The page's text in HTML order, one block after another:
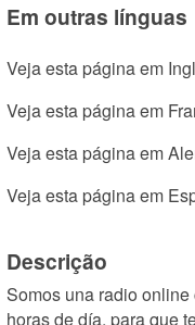
Em outras línguas
Veja esta página em
Veja esta página em
Veja esta página em
Veja esta página em
Descrição
Somos una radio
horas de día, para que